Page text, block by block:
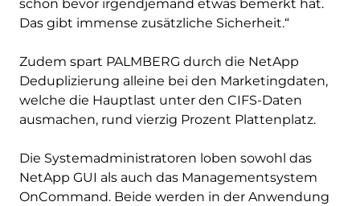
schon bevor irgendjemand etwas bemerkt hat.
Das gibt immense zusätzliche Sicherheit.“
Zudem spart PALMBERG durch die NetApp
Deduplizierung alleine bei den Marketingdaten,
welche die Hauptlast unter den CIFS-Daten
ausmachen, rund vierzig Prozent Plattenplatz.
Die Systemadministratoren loben sowohl das
NetApp GUI als auch das Managementsystem
OnCommand. Beide werden in der Anwendung